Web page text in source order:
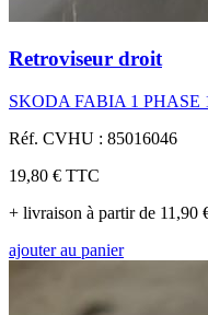
Retroviseur droit
SKODA FABIA 1 PHASE
Réf. CVHU : 85016046
19,80 € TTC
+ livraison à partir de 11,90
ajouter au panier